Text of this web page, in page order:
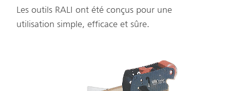
Les outils RALI ont été conçus pour une
utilisation simple, efficace et sûre.